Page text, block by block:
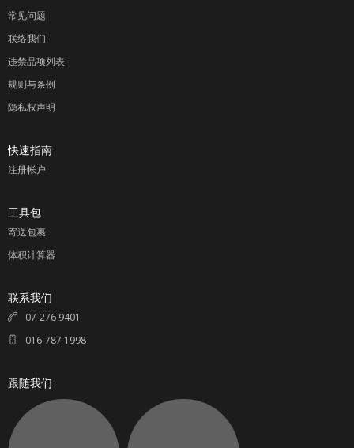
常见问题
联络我们
违禁品项列表
规则与条例
隐私权声明
快速指南
注册帐户
工具包
寄送包裹
体积计算器
联系我们
07-276 9401
016-787 1998
跟随我们